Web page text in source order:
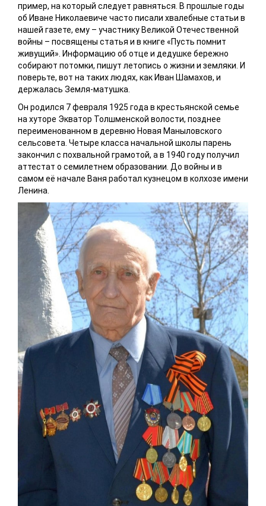
пример, на который следует равняться. В прошлые годы
об Иване Николаевиче часто писали хвалебные статьи в
нашей газете, ему – участнику Великой Отечественной
войны – посвящены статья и в книге «Пусть помнит
живущий». Информацию об отце и дедушке бережно
собирают потомки, пишут летопись о жизни и земляки. И
поверьте, вот на таких людях, как Иван Шамахов, и
держалась Земля-матушка.
Он родился 7 февраля 1925 года в крестьянской семье
на хуторе Экватор Толшменской волости, позднее
переименованном в деревню Новая Маныловского
сельсовета. Четыре класса начальной школы парень
закончил с похвальной грамотой, а в 1940 году получил
аттестат о семилетнем образовании. До войны и в
самом её начале Ваня работал кузнецом в колхозе имени
Ленина.